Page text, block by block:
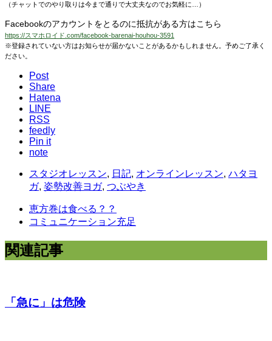
（チャットでのやり取りは今まで通りで大丈夫なのでお気軽に…）
Facebookのアカウントをとるのに抵抗がある方はこちら
https://スマホロイド.com/facebook-barenai-houhou-3591
※登録されていない方はお知らせが届かないことがあるかもしれません。予めご了承く
ださい。
Post
Share
Hatena
LINE
RSS
feedly
Pin it
note
スタジオレッスン, 日記, オンラインレッスン, ハタヨ
ガ, 姿勢改善ヨガ, つぶやき
恵方巻は食べる？？
コミュニケーション充足
関連記事
「急に」は危険